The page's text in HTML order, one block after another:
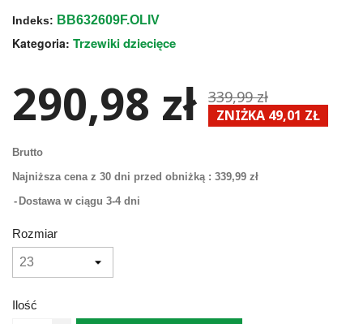
Indeks: BB632609F.OLIV
Kategoria: Trzewiki dziecięce
290,98 zł 339,99 zł
ZNIŻKA 49,01 ZŁ
Brutto
Najniższa cena z 30 dni przed obniżką : 339,99 zł
Dostawa w ciągu 3-4 dni
Rozmiar
Ilość